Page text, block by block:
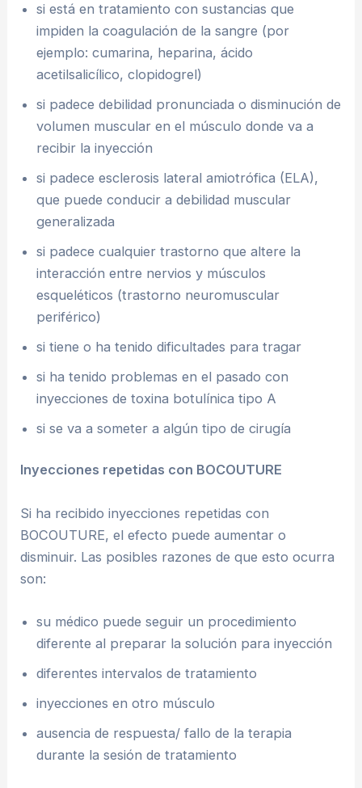
si está en tratamiento con sustancias que
impiden la coagulación de la sangre (por
ejemplo: cumarina, heparina, ácido
acetilsalicílico, clopidogrel)
si padece debilidad pronunciada o disminución de
volumen muscular en el músculo donde va a
recibir la inyección
si padece esclerosis lateral amiotrófica (ELA),
que puede conducir a debilidad muscular
generalizada
si padece cualquier trastorno que altere la
interacción entre nervios y músculos
esqueléticos (trastorno neuromuscular
periférico)
si tiene o ha tenido dificultades para tragar
si ha tenido problemas en el pasado con
inyecciones de toxina botulínica tipo A
si se va a someter a algún tipo de cirugía
Inyecciones repetidas con BOCOUTURE
Si ha recibido inyecciones repetidas con
BOCOUTURE, el efecto puede aumentar o
disminuir. Las posibles razones de que esto ocurra
son:
su médico puede seguir un procedimiento
diferente al preparar la solución para inyección
diferentes intervalos de tratamiento
inyecciones en otro músculo
ausencia de respuesta/ fallo de la terapia
durante la sesión de tratamiento